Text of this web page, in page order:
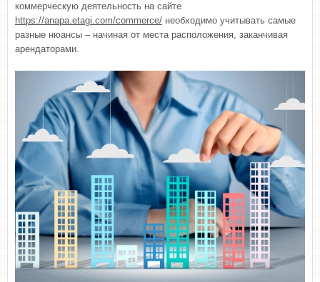
коммерческую деятельность на сайте
https://anapa.etagi.com/commerce/ необходимо учитывать самые
разные нюансы – начиная от места расположения, заканчивая
арендаторами.